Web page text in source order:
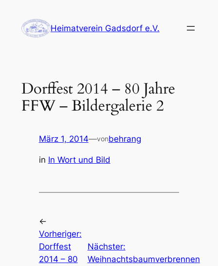
Inhalt
springen
Heimatverein Gadsdorf e.V.
Dorffest 2014 – 80 Jahre
FFW – Bildergalerie 2
März 1, 2014—vonbehrang
in In Wort und Bild
←
Vorheriger:
Dorffest
2014 – 80
Nächster:
Weihnachtsbaumverbrennen